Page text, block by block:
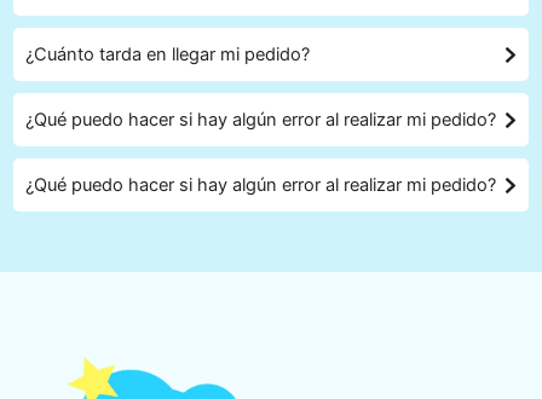
¿Cuánto tarda en llegar mi pedido?
¿Qué puedo hacer si hay algún error al realizar mi pedido?
¿Qué puedo hacer si hay algún error al realizar mi pedido?